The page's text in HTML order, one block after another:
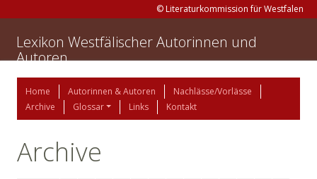
© Literaturkommission für Westfalen
Lexikon Westfälischer Autorinnen und
Autoren
Home Autorinnen & Autoren
Nachlässe/Vorlässe
Archive
Glossar Links Kontakt
Archive